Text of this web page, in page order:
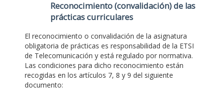
Reconocimiento (convalidación) de las
prácticas curriculares
El reconocimiento o convalidación de la asignatura
obligatoria de prácticas es responsabilidad de la ETSI
de Telecomunicación y está regulado por normativa.
Las condiciones para dicho reconocimiento están
recogidas en los artículos 7, 8 y 9 del siguiente
documento: